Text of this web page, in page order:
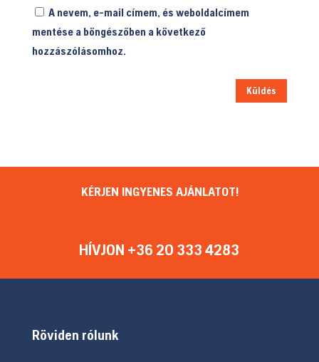
A nevem, e-mail címem, és weboldalcímem
mentése a böngészőben a következő
hozzászólásomhoz.
Küldés
KÉRJEN INGYENES AJÁNLATOT!
HÍVJON +36 20 333 4283
Röviden rólunk